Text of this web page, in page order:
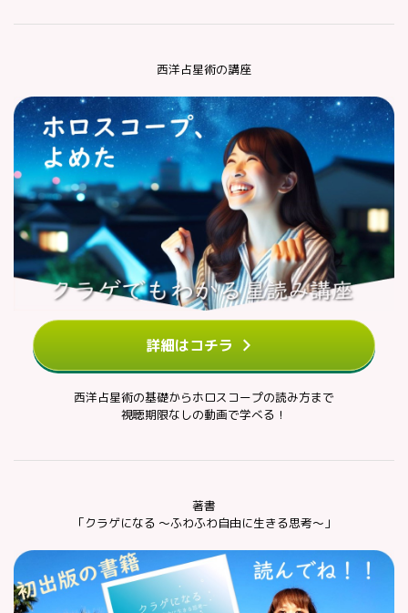
西洋占星術の講座
詳細はコチラ
西洋占星術の基礎からホロスコープの読み方まで
視聴期限なしの動画で学べる！
著書
「クラゲになる ～ふわふわ自由に生きる思考～」